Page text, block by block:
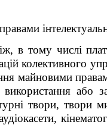
в тому числі
колективного
майновими
або
твори, твори